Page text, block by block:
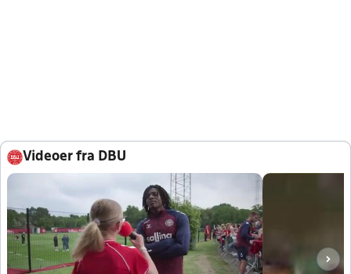
Videoer fra DBU